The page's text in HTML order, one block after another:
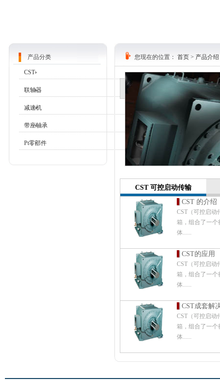
产品分类
CST
联轴器
减速机
带座轴承
Pt零部件
您现在的位置：首页 > 产品介绍
CST 可控启动传输
CST 的介绍
CST（可控启动
箱，组合了一
体......
CST的应用
CST（可控启动
箱，组合了一
体......
CST成套解
CST（可控启动
箱，组合了一
体......